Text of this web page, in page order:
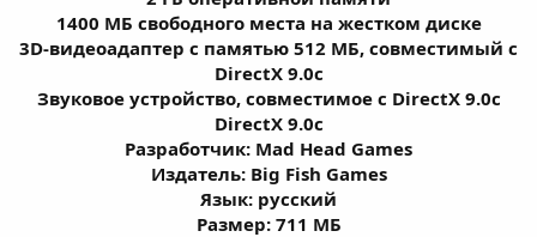
1400 МБ свободного места на жестком диске
3D-видеоадаптер с памятью 512 MБ, совместимый с
DirectX 9.0c
Звуковое устройство, совместимое с DirectX 9.0с
DirectX 9.0с
Разработчик: Mad Head Games
Издатель: Big Fish Games
Язык: русский
Размер: 711 МБ